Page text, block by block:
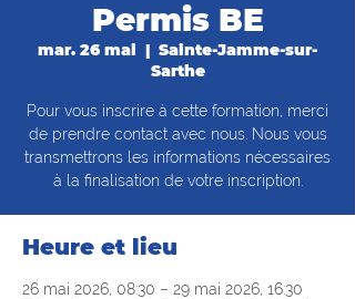
Permis BE
mar. 26 mai
  |
Sainte-Jamme-sur-
Sarthe
Pour vous inscrire à cette formation, merci
de prendre contact avec nous. Nous vous
transmettrons les informations nécessaires
à la finalisation de votre inscription.
Heure et lieu
26 mai 2026, 08:30 – 29 mai 2026, 16:30